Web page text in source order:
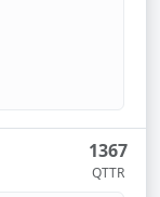
1367
QTTR